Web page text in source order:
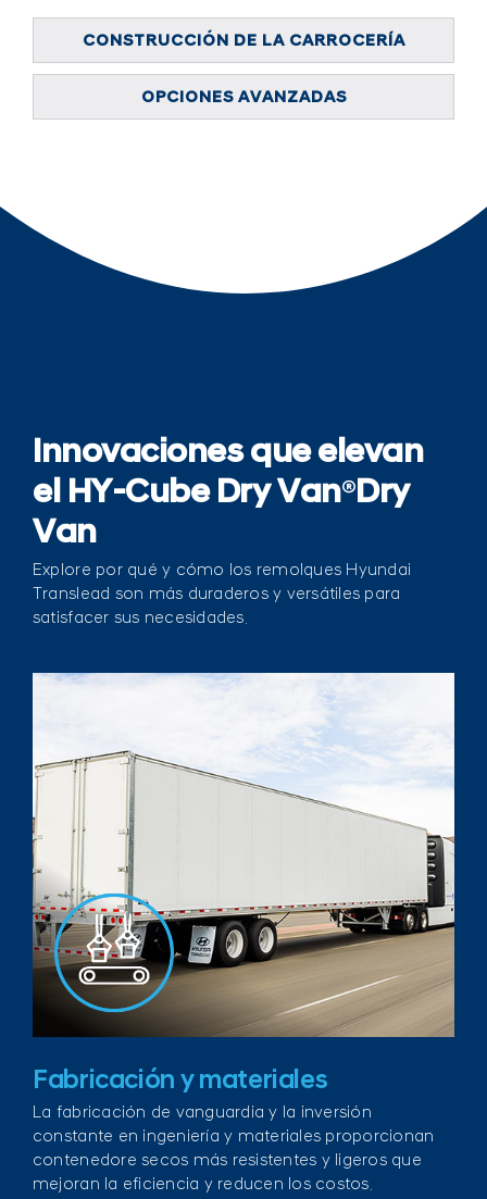
CONSTRUCCIÓN DE LA CARROCERÍA
OPCIONES AVANZADAS
Innovaciones que elevan
el HY-Cube Dry Van®Dry
Van
Explore por qué y cómo los remolques Hyundai
Translead son más duraderos y versátiles para
satisfacer sus necesidades.
Fabricación y materiales
La fabricación de vanguardia y la inversión
constante en ingeniería y materiales proporcionan
contenedore secos más resistentes y ligeros que
mejoran la eficiencia y reducen los costos.